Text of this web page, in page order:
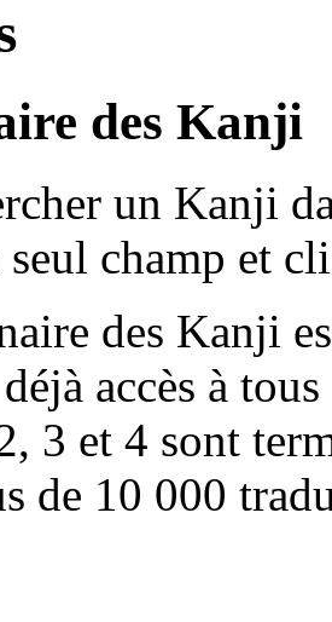
des Kanji
un Kanji
champ et
des Kanji
accès à
3 et 4 sont
de 10 000